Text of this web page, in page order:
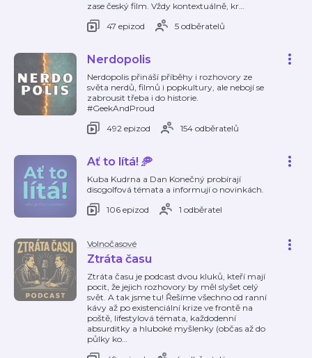
zase český film. Vždy kontextuálně, kr…
47 epizod
5 odběratelů
Nerdopolis
Nerdopolis přináší příběhy i rozhovory ze
světa nerdů, filmů i popkultury, ale nebojí se
zabrousit třeba i do historie.
#GeekAndProud
492 epizod
154 odběratelů
Ať to lítá! 🥏
Kuba Kudrna a Dan Konečný probírají
discgolfová témata a informují o novinkách.
106 epizod
1 odběratel
Volnočasové
Ztráta času
Ztráta času je podcast dvou kluků, kteří mají
pocit, že jejich rozhovory by měl slyšet celý
svět. A tak jsme tu! Řešíme všechno od ranní
kávy až po existenciální krize ve frontě na
poště, lifestylová témata, každodenní
absurditky a hluboké myšlenky (občas až do
půlky ko…